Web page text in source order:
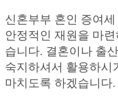
신혼부부 혼인 증여
안정적인 재원을 마
습니다. 결혼이나 출
숙지하셔서 활용하시
마치도록 하겠습니다